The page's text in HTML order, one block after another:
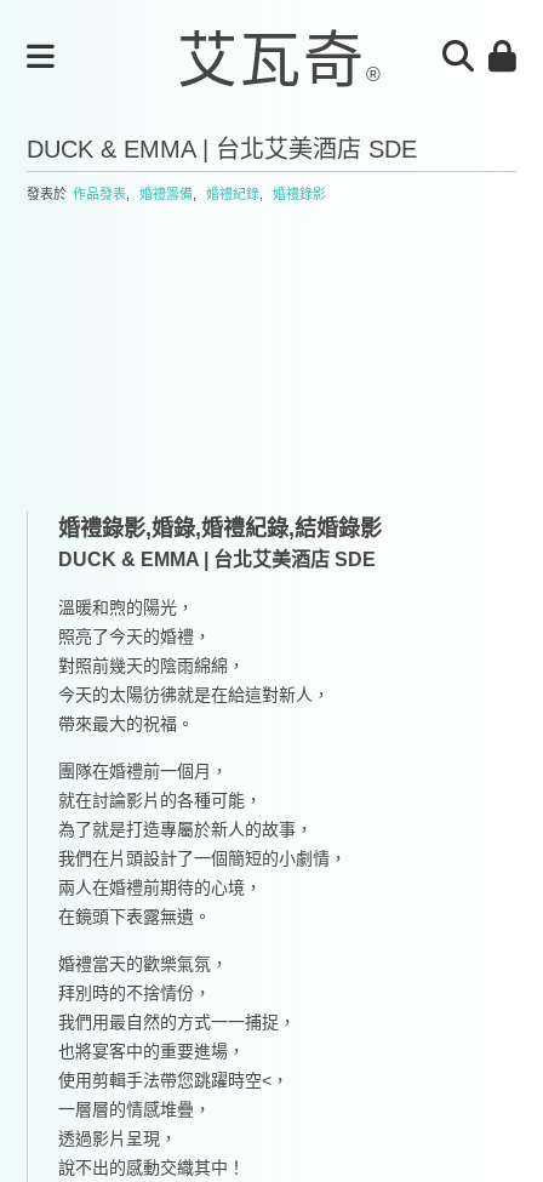
DUCK & EMMA | 台北艾美酒店 SDE
發表於 作品發表 婚禮籌備 婚禮紀錄 婚禮錄影
婚禮錄影,婚錄,婚禮紀錄,結婚錄影
DUCK & EMMA | 台北艾美酒店 SDE
溫暖和煦的陽光，
照亮了今天的婚禮，
對照前幾天的陰雨綿綿，
今天的太陽彷彿就是在給這對新人，
帶來最大的祝福。
團隊在婚禮前一個月，
就在討論影片的各種可能，
為了就是打造專屬於新人的故事，
我們在片頭設計了一個簡短的小劇情，
兩人在婚禮前期待的心境，
在鏡頭下表露無遺。
婚禮當天的歡樂氣氛，
拜別時的不捨情份，
我們用最自然的方式一一捕捉，
也將宴客中的重要進場，
使用剪輯手法帶您跳躍時空<，
一層層的情感堆疊，
透過影片呈現，
說不出的感動交織其中！